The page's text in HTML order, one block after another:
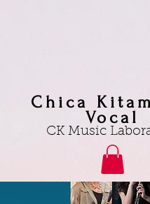
Chica
Vocal
CK Music